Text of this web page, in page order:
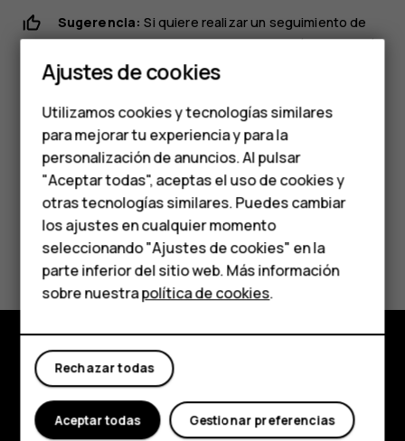
Smartphones
Teléfonos clásicos
Teléfonos para
personas mayores
Accesorios
HMD Terra M
Para empresas
Tabletas
Tienda
Mi cuenta
Sugerencia: Si quiere realizar un seguimiento de
ubicaciones cuando las señales de satélite no estén
disponibles, por ejemplo, cuando en interiores o
entre edificios altos, active la Wi-Fi para mejorar la
precisión del posicionamiento.
¿Te ha parecido útil?
Sí No
Tienda
Acerca de
Ajustes de cookies
Utilizamos cookies y tecnologías similares
para mejorar tu experiencia y para la
personalización de anuncios. Al pulsar
"Aceptar todas", aceptas el uso de cookies y
otras tecnologías similares. Puedes cambiar
los ajustes en cualquier momento
seleccionando "Ajustes de cookies" en la
parte inferior del sitio web. Más información
sobre nuestrapolítica de cookies.
Rechazar todas
Gestionar preferencias
Aceptar todas